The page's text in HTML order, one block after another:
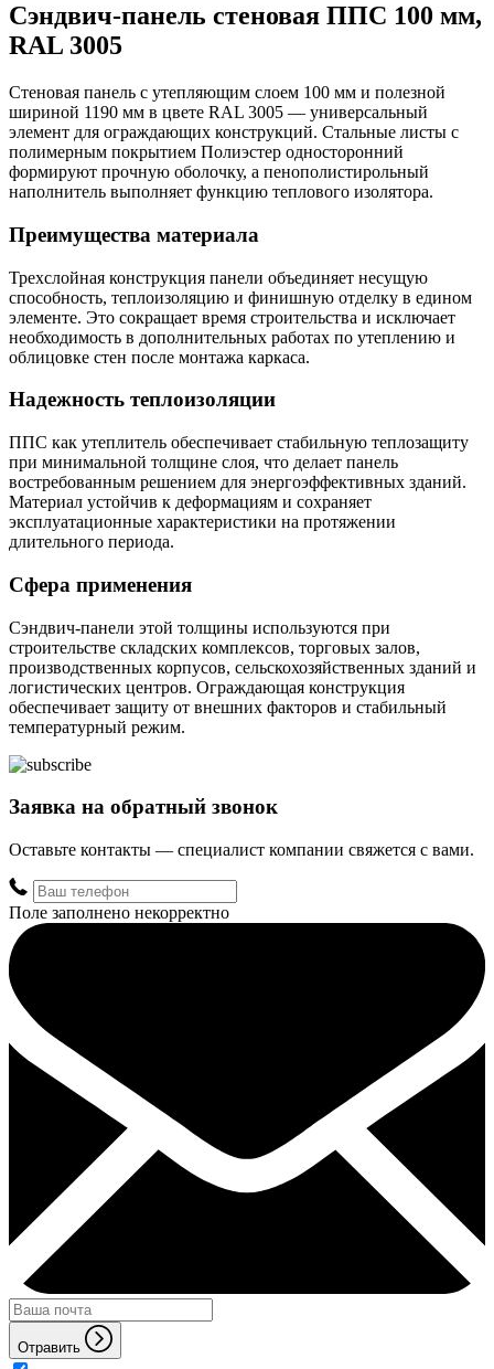
Сэндвич-панель стеновая ППС 100 мм,
RAL 3005
Стеновая панель с утепляющим слоем 100 мм и полезной
шириной 1190 мм в цвете RAL 3005 — универсальный
элемент для ограждающих конструкций. Стальные листы с
полимерным покрытием Полиэстер односторонний
формируют прочную оболочку, а пенополистирольный
наполнитель выполняет функцию теплового изолятора.
Преимущества материала
Трехслойная конструкция панели объединяет несущую
способность, теплоизоляцию и финишную отделку в едином
элементе. Это сокращает время строительства и исключает
необходимость в дополнительных работах по утеплению и
облицовке стен после монтажа каркаса.
Надежность теплоизоляции
ППС как утеплитель обеспечивает стабильную теплозащиту
при минимальной толщине слоя, что делает панель
востребованным решением для энергоэффективных зданий.
Материал устойчив к деформациям и сохраняет
эксплуатационные характеристики на протяжении
длительного периода.
Сфера применения
Сэндвич-панели этой толщины используются при
строительстве складских комплексов, торговых залов,
производственных корпусов, сельскохозяйственных зданий и
логистических центров. Ограждающая конструкция
обеспечивает защиту от внешних факторов и стабильный
температурный режим.
Заявка на обратный звонок
Оставьте контакты — специалист компании свяжется с вами.
Поле заполнено некорректно
Отравить